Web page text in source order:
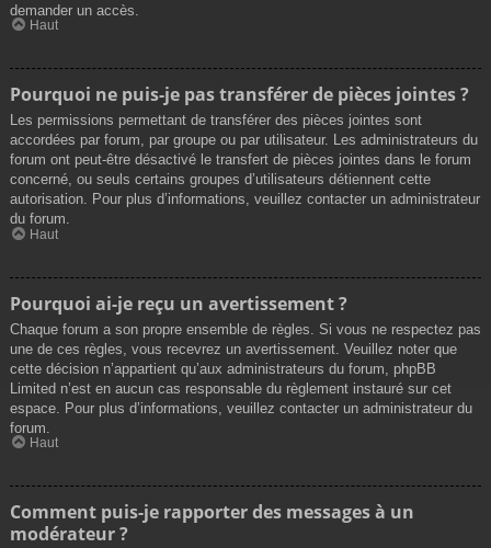
demander un accès.
Haut
Pourquoi ne puis-je pas transférer de pièces jointes ?
Les permissions permettant de transférer des pièces jointes sont
accordées par forum, par groupe ou par utilisateur. Les administrateurs du
forum ont peut-être désactivé le transfert de pièces jointes dans le forum
concerné, ou seuls certains groupes d’utilisateurs détiennent cette
autorisation. Pour plus d’informations, veuillez contacter un administrateur
du forum.
Haut
Pourquoi ai-je reçu un avertissement ?
Chaque forum a son propre ensemble de règles. Si vous ne respectez pas
une de ces règles, vous recevrez un avertissement. Veuillez noter que
cette décision n’appartient qu’aux administrateurs du forum, phpBB
Limited n’est en aucun cas responsable du règlement instauré sur cet
espace. Pour plus d’informations, veuillez contacter un administrateur du
forum.
Haut
Comment puis-je rapporter des messages à un
modérateur ?